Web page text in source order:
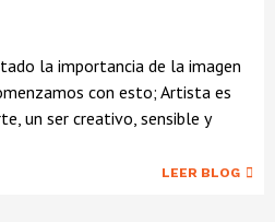
la importancia de la imagen
con esto; Artista es
un ser creativo, sensible y
LEER BLOG